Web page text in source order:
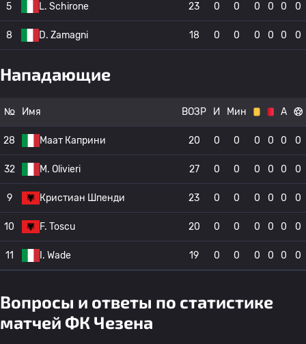
5 L. Schirone 23 0 0 0 0 0 0
8 D. Zamagni 18 0 0 0 0 0 0
Нападающие
№ Имя ВОЗР И Мин А
28 Маат Каприни 20 0 0 0 0 0 0
32 M. Olivieri 27 0 0 0 0 0 0
9 Кристиан Шпенди 23 0 0 0 0 0 0
10 F. Toscu 20 0 0 0 0 0 0
11 I. Wade 19 0 0 0 0 0 0
Вопросы и ответы по статистике
матчей ФК Чезена